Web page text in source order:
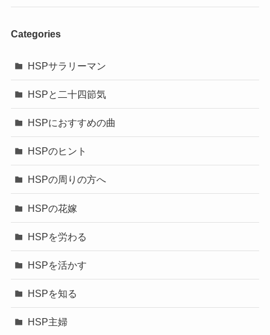
Categories
HSPサラリーマン
HSPと二十四節気
HSPにおすすめの曲
HSPのヒント
HSPの周りの方へ
HSPの花嫁
HSPを労わる
HSPを活かす
HSPを知る
HSP主婦